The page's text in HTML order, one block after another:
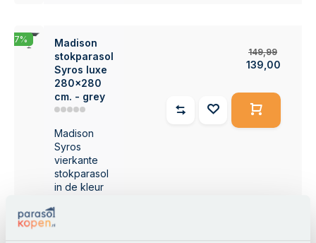
-7%
Madison
stokparasol
Syros luxe
280x280
cm. - grey
Madison
Syros
vierkante
stokparasol
in de kleur
149,99
139,00